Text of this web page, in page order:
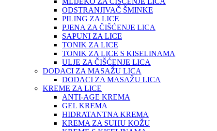
ODSTRANJIVAČ ŠMINKE
PILING ZA LICE
PJENA ZA ČIŠĆENJE LICA
SAPUNI ZA LICE
TONIK ZA LICE
TONIK ZA LICE S KISELINAMA
ULJE ZA ČIŠĆENJE LICA
DODACI ZA MASAŽU LICA
DODACI ZA MASAŽU LICA
KREME ZA LICE
ANTI-AGE KREMA
GEL KREMA
HIDRATANTNA KREMA
KREMA ZA SUHU KOŽU